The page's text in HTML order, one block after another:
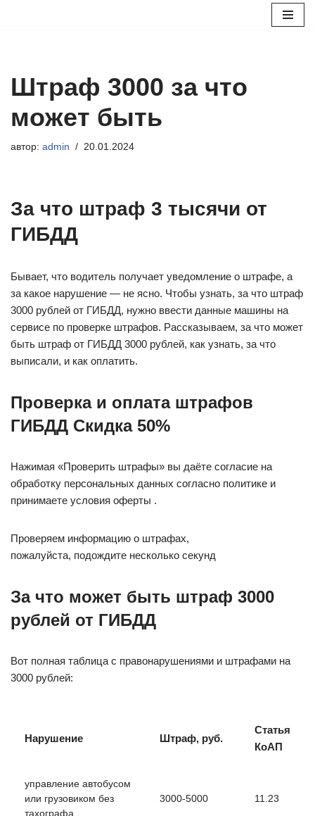
Штраф 3000 за что
может быть
автор: admin 20.01.2024
За что штраф 3 тысячи от
ГИБДД
Бывает, что водитель получает уведомление о штрафе, а
за какое нарушение — не ясно. Чтобы узнать, за что штраф
3000 рублей от ГИБДД, нужно ввести данные машины на
сервисе по проверке штрафов. Рассказываем, за что может
быть штраф от ГИБДД 3000 рублей, как узнать, за что
выписали, и как оплатить.
Проверка и оплата штрафов
ГИБДД Скидка 50%
Нажимая «Проверить штрафы» вы даёте согласие на
обработку персональных данных согласно политике и
принимаете условия оферты .
Проверяем информацию о штрафах,
пожалуйста, подождите несколько секунд
За что может быть штраф 3000
рублей от ГИБДД
Вот полная таблица с правонарушениями и штрафами на
3000 рублей:
Нарушение Штраф, руб.
Статья
КоАП
управление автобусом
или грузовиком без
тахографа
3000-5000 11.23